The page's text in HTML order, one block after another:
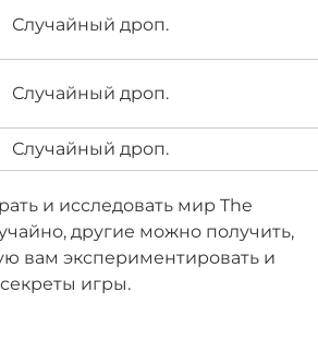
Случайный дроп.
Случайный дроп.
Случайный дроп.
и исследовать мир The
другие можно получить,
вам экспериментировать и
игры.